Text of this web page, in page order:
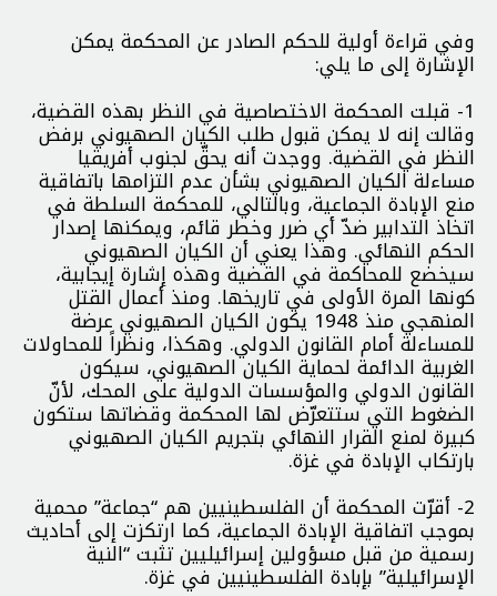
وفي قراءة أولية للحكم الصادر عن المحكمة يمكن
الإشارة إلى ما يلي:
1- قبلت المحكمة الاختصاصية في النظر بهذه القضية،
وقالت إنه لا يمكن قبول طلب الكيان الصهيوني برفض
النظر في القضية. ووجدت أنه يحقّ لجنوب أفريقيا
مساءلة الكيان الصهيوني بشأن عدم التزامها باتفاقية
منع الإبادة الجماعية، وبالتالي، للمحكمة السلطة في
اتخاذ التدابير ضدّ أي ضرر وخطر قائم، ويمكنها إصدار
الحكم النهائي. وهذا يعني أن الكيان الصهيوني
سيخضع للمحاكمة في القضية وهذه إشارة إيجابية،
كونها المرة الأولى في تاريخها. ومنذ أعمال القتل
المنهجي منذ 1948 يكون الكيان الصهيوني عرضة
للمساءلة أمام القانون الدولي. وهكذا، ونظراً للمحاولات
الغربية الدائمة لحماية الكيان الصهيوني، سيكون
القانون الدولي والمؤسسات الدولية على المحك، لأنّ
الضغوط التي ستتعرّض لها المحكمة وقضاتها ستكون
كبيرة لمنع القرار النهائي بتجريم الكيان الصهيوني
بارتكاب الإبادة في غزة.
2- أقرّت المحكمة أن الفلسطينيين هم “جماعة” محمية
بموجب اتفاقية الإبادة الجماعية، كما ارتكزت إلى أحاديث
رسمية من قبل مسؤولين إسرائيليين تثبت “النية
الإسرائيلية” بإبادة الفلسطينيين في غزة.